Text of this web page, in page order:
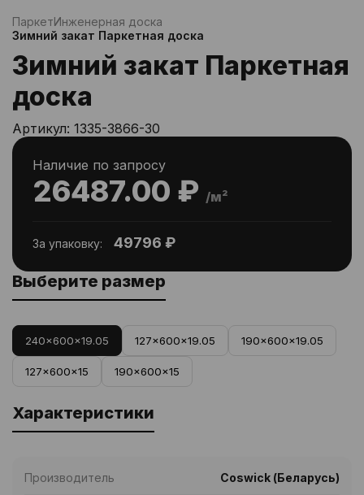
ПаркетИнженерная доска
Зимний закат Паркетная доска
Зимний закат Паркетная
доска
Артикул: 1335-3866-30
26487.00 ₽ /м²
Наличие по запросу
За упаковку: 49796 ₽
Выберите размер
240x600x19.05 127x600x19.05 190x600x19.05
127x600x15 190x600x15
Характеристики
Производитель Coswick (Беларусь)